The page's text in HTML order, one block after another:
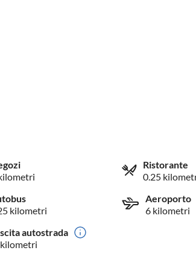
Ristorante
0.25
kilometri
Aeroporto
6 kilometri
autostrada